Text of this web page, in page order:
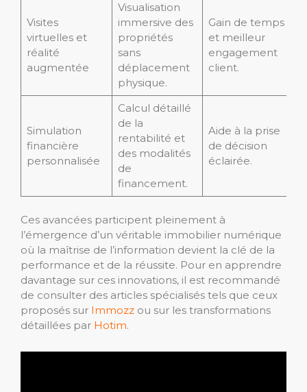
Visites
virtuelles et
réalité
augmentée
Visualisation
immersive des
propriétés
sans
déplacement
physique.
Gain de temps
et meilleur
engagement
client.
Simulation
financière
personnalisée
Calcul détaillé
de la
rentabilité et
des modalités
de
financement.
Aide à la prise
de décision
éclairée.
Ces avancées participent pleinement à
l’émergence d’un véritable immobilier numérique
où la maîtrise de l’information devient la clé de la
performance et de la réussite. Pour en apprendre
davantage sur ces innovations, il est recommandé
de consulter des articles spécialisés tels que ceux
proposés sur Immozz ou sur les transformations
détaillées par Hotim.